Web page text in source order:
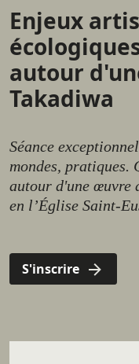
Enjeux
autour
Takadiwa
Séance
mondes, pratiques.
autour d'une œuvre
en l’Église Saint-
S'inscrire